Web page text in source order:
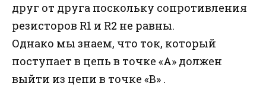
друг от друга поскольку сопротивления
резисторов R1 и R2 не равны.
Однако мы знаем, что ток, который
поступает в цепь в точке «А» должен
выйти из цепи в точке «B» .